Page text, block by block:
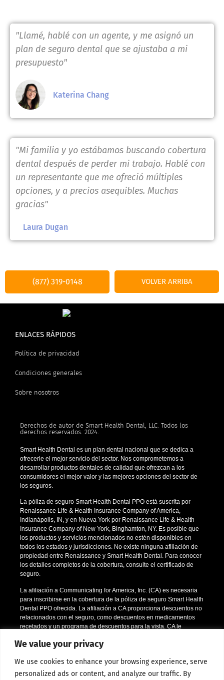
We value your privacy
We use cookies to enhance your browsing experience, serve
personalized ads or content, and analyze our traffic. By
"Llamé, hablé con un agente, y me asignó un
plan de seguro dental que se ajustaba a mi
presupuesto"
Katerina Chang
"Mi familia y yo estábamos buscando cobertura
dental después de perder mi trabajo. Hablé con
un representante que me ofreció múltiples
opciones, y a precios asequibles. Muchas
gracias"
Laura Dugan
(877) 319-0148 VOLVER ARRIBA
ENLACES RÁPIDOS
Política de privacidad
Condiciones generales
Sobre nosotros
Derechos de autor de Smart Health Dental, LLC. Todos los
derechos reservados. 2024.
Smart Health Dental es un plan dental nacional que se dedica a
ofrecerle el mejor servicio del sector. Nos comprometemos a
desarrollar productos dentales de calidad que ofrezcan a los
consumidores el mejor valor y las mejores opciones del sector de
los seguros.
La póliza de seguro Smart Health Dental PPO está suscrita por
Renaissance Life & Health Insurance Company of America,
Indianápolis, IN, y en Nueva York por Renaissance Life & Health
Insurance Company of New York, Binghamton, NY. Es posible que
los productos y servicios mencionados no estén disponibles en
todos los estados y jurisdicciones. No existe ninguna afiliación de
propiedad entre Renaissance y Smart Health Dental. Para conocer
los detalles completos de la cobertura, consulte el certificado de
seguro.
La afiliación a Communicating for America, Inc. (CA) es necesaria
para inscribirse en la cobertura de la póliza de seguro Smart Health
Dental PPO ofrecida. La afiliación a CA proporciona descuentos no
relacionados con el seguro, como descuentos en medicamentos
recetados y un programa de descuentos para la vista. CA le
dirigiéndole a su sitio web. Si una persona decide inscribirse en la
inscripción que confirme la aceptación de la afiliación a CA.
*Se aplican ciertas restricciones; llámenos o envíenos un correo